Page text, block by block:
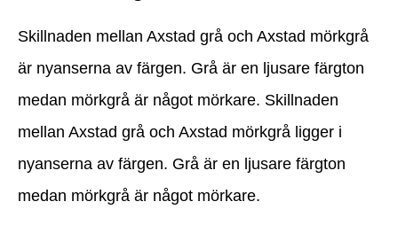
Skillnaden mellan Axstad grå och Axstad mörkgrå
är nyanserna av färgen. Grå är en ljusare färgton
medan mörkgrå är något mörkare. Skillnaden
mellan Axstad grå och Axstad mörkgrå ligger i
nyanserna av färgen. Grå är en ljusare färgton
medan mörkgrå är något mörkare.